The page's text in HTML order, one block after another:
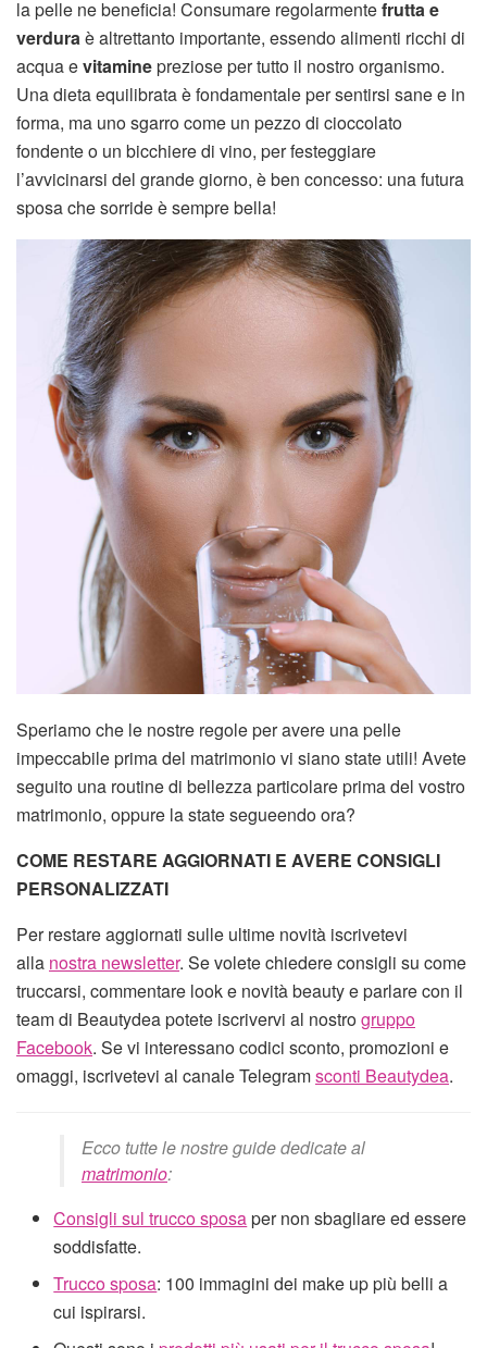
la pelle ne beneficia! Consumare regolarmentefrutta e
verduraè altrettanto importante, essendo alimenti ricchi di
acqua evitaminepreziose per tutto il nostro organismo.
Una dieta equilibrata è fondamentale per sentirsi sane e in
forma, ma uno sgarro come un pezzo di cioccolato
fondente o un bicchiere di vino, per festeggiare
l’avvicinarsi del grande giorno, è ben concesso: una futura
sposa che sorride è sempre bella!
Speriamo che le nostre regole per avere una pelle
impeccabile prima del matrimonio vi siano state utili! Avete
seguito una routine di bellezza particolare prima del vostro
matrimonio, oppure la state segueendo ora?
COME RESTARE AGGIORNATI E AVERE CONSIGLI
PERSONALIZZATI
Per restare aggiornati sulle ultime novità iscrivetevi
alla nostra newsletter. Se volete chiedere consigli su come
truccarsi, commentare look e novità beauty e parlare con il
team di Beautydea potete iscrivervi al nostrogruppo
Facebook. Se vi interessano codici sconto, promozioni e
omaggi, iscrivetevi al canale Telegramsconti Beautydea.
Ecco tutte le nostre guide dedicate al
matrimonio:
Consigli sul trucco sposaper non sbagliare ed essere
soddisfatte.
Trucco sposa: 100 immagini dei make up più belli a
cui ispirarsi.